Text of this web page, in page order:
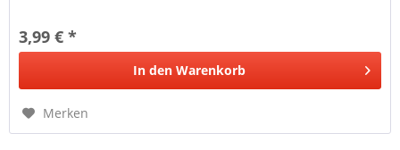
3,99 € *
In den Warenkorb
Merken